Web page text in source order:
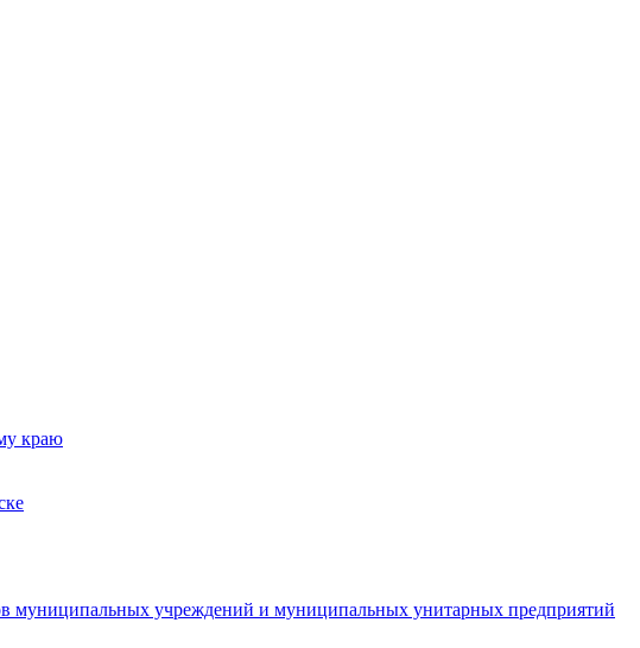
краю
муниципальных учреждений и муниципальных унитарных предприятий